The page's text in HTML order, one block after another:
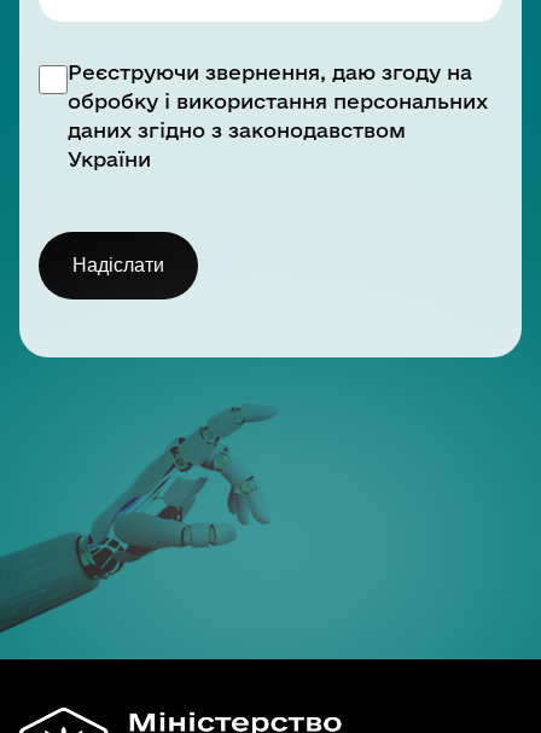
Реєструючи звернення, даю згоду на
обробку і використання персональних
даних згідно з законодавством
України